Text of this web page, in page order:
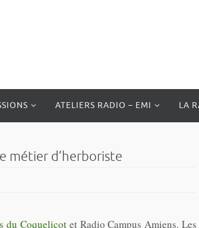
ATELIERS RADIO – EMI LA
métier d’herboriste
du Coquelicot et Radio Campus Amiens. Les